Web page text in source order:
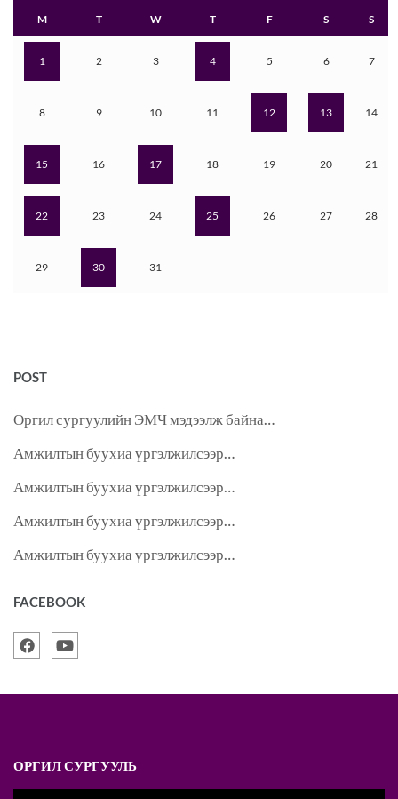
M T W T F S S
1 2 3 4 5 6 7
8 9 10 11 12 13 14
15 16 17 18 19 20 21
22 23 24 25 26 27 28
29 30 31
POST
Оргил сургуулийн ЭМЧ мэдээлж байна…
Амжилтын буухиа үргэлжилсээр…
Амжилтын буухиа үргэлжилсээр…
Амжилтын буухиа үргэлжилсээр…
Амжилтын буухиа үргэлжилсээр…
FACEBOOK
ОРГИЛ СУРГУУЛЬ